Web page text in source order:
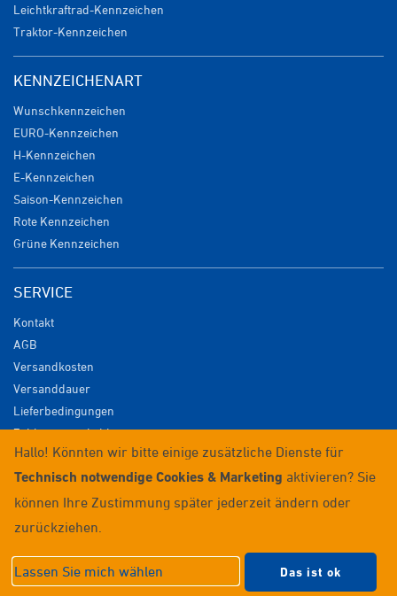
Leichtkraftrad-Kennzeichen
Traktor-Kennzeichen
KENNZEICHENART
Wunschkennzeichen
EURO-Kennzeichen
H-Kennzeichen
E-Kennzeichen
Saison-Kennzeichen
Rote Kennzeichen
Grüne Kennzeichen
SERVICE
Kontakt
AGB
Versandkosten
Versanddauer
Lieferbedingungen
Zahlungsmöglichkeiten
Datenschutz
Impressum
Widerrufsrecht
Anmelden / Registrieren
© 2026 Wunschkennzeichenversand
Datenschutzeinstellungen|
Hallo! Könnten wir bitte einige zusätzliche Dienste für
Technisch notwendige Cookies & Marketing aktivieren? Sie
können Ihre Zustimmung später jederzeit ändern oder
zurückziehen.
Lassen Sie mich wählen Das ist ok